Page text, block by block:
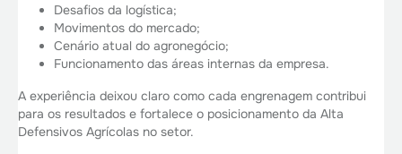
Desafios da logística;
Movimentos do mercado;
Cenário atual do agronegócio;
Funcionamento das áreas internas da empresa.
A experiência deixou claro como cada engrenagem contribui
para os resultados e fortalece o posicionamento da Alta
Defensivos Agrícolas no setor.